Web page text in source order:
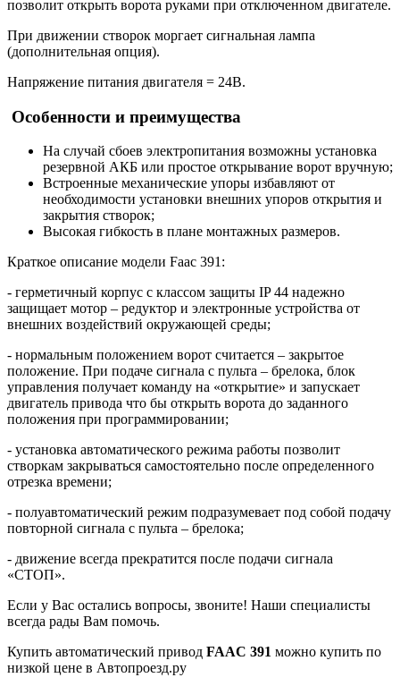
позволит открыть ворота руками при отключенном двигателе.
При движении створок моргает сигнальная лампа
(дополнительная опция).
Напряжение питания двигателя = 24В.
Особенности и преимущества
На случай сбоев электропитания возможны установка
резервной АКБ или простое открывание ворот вручную;
Встроенные механические упоры избавляют от
необходимости установки внешних упоров открытия и
закрытия створок;
Высокая гибкость в плане монтажных размеров.
Краткое описание модели Faac 391:
- герметичный корпус с классом защиты IP 44 надежно
защищает мотор – редуктор и электронные устройства от
внешних воздействий окружающей среды;
- нормальным положением ворот считается – закрытое
положение. При подаче сигнала с пульта – брелока, блок
управления получает команду на «открытие» и запускает
двигатель привода что бы открыть ворота до заданного
положения при программировании;
- установка автоматического режима работы позволит
створкам закрываться самостоятельно после определенного
отрезка времени;
- полуавтоматический режим подразумевает под собой подачу
повторной сигнала с пульта – брелока;
- движение всегда прекратится после подачи сигнала
«СТОП».
Если у Вас остались вопросы, звоните! Наши специалисты
всегда рады Вам помочь.
Купить автоматический привод FAAC 391 можно купить по
низкой цене в Автопроезд.ру